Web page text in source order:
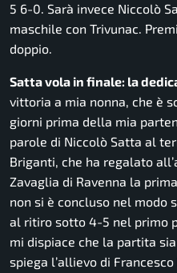
5 6-0. Sarà invece Niccolò
maschile con Trivunac.
doppio.
Satta vola in finale: la
vittoria a mia nonna, che è
giorni prima della mia
parole di Niccolò Satta al
Briganti, che ha regalato
Zavaglia di Ravenna la
non si è concluso nel modo
al ritiro sotto 4-5 nel primo
mi dispiace che la partita
spiega l’allievo di